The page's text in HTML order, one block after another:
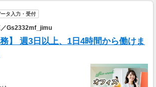
タ入力・受付
／Gs2332mf_jimu
】 週3日以上、1日4時間から働けま